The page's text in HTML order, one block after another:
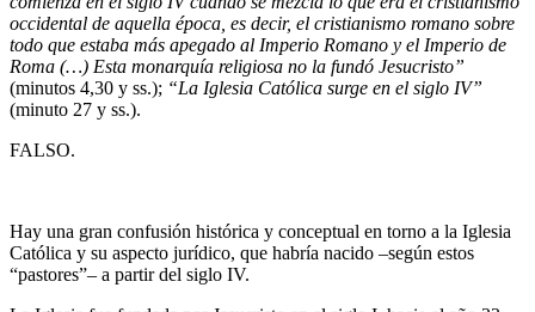
occidental de aquella época, es decir, el cristianismo romano sobre
todo que estaba más apegado al Imperio Romano y el Imperio de
Roma (…) Esta monarquía religiosa no la fundó Jesucristo”
(minutos 4,30 y ss.); “La Iglesia Católica surge en el siglo IV”
(minuto 27 y ss.).
FALSO.
Hay una gran confusión histórica y conceptual en torno a la Iglesia
Católica y su aspecto jurídico, que habría nacido –según estos
“pastores”– a partir del siglo IV.